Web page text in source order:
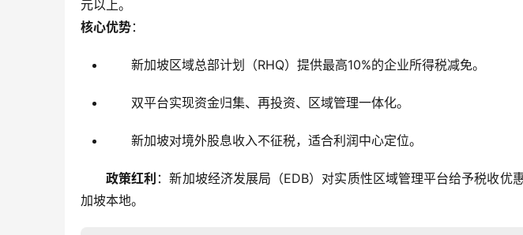
元以上。
核心优势：
新加坡区域总部计划（RHQ）提供最高10%的企业所得税减免。
双平台实现资金归集、再投资、区域管理一体化。
新加坡对境外股息收入不征税，适合利润中心定位。
政策红利 ：新加坡经济发展局（EDB）对实质性区域管理平台给予税收优
加坡本地。